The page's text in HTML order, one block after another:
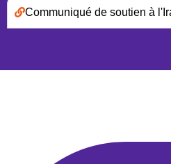
Communiqué de soutien à